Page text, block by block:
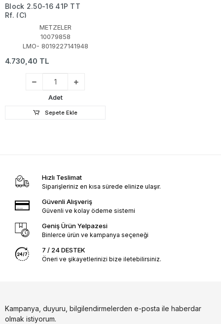
Block 2.50-16 41P TT
Rf. (C)
METZELER
10079858
LMO- 8019227141948
4.730,40 TL
Adet
Sepete Ekle
Hızlı Teslimat
Siparişleriniz en kısa sürede elinize ulaşır.
Güvenli Alışveriş
Güvenli ve kolay ödeme sistemi
Geniş Ürün Yelpazesi
Binlerce ürün ve kampanya seçeneği
7 / 24 DESTEK
Öneri ve şikayetlerinizi bize iletebilirsiniz.
Kampanya, duyuru, bilgilendirmelerden e-posta ile haberdar
olmak istiyorum.